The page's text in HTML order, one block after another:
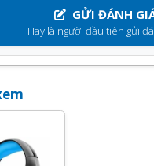
GỬI ĐÁNH
Hãy là người đầu tiên gửi
máy tính, laptop